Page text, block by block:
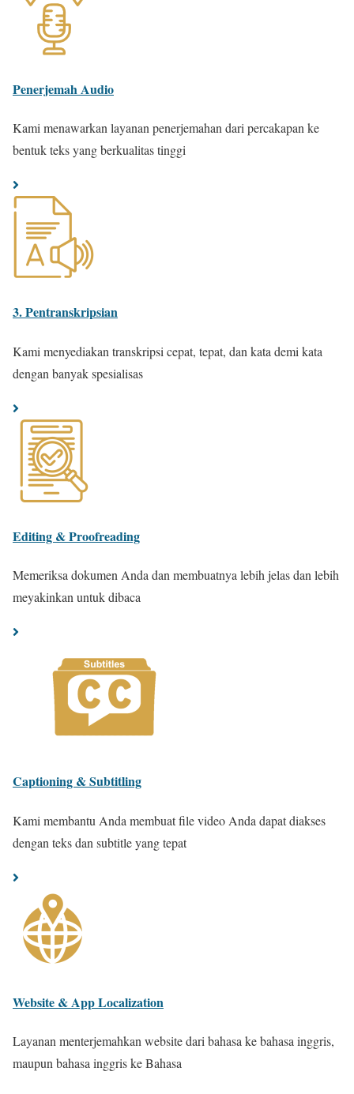
Penerjemah Audio
Kami menawarkan layanan penerjemahan dari percakapan ke
bentuk teks yang berkualitas tinggi
3. Pentranskripsian
Kami menyediakan transkripsi cepat, tepat, dan kata demi kata
dengan banyak spesialisas
Editing & Proofreading
Memeriksa dokumen Anda dan membuatnya lebih jelas dan lebih
meyakinkan untuk dibaca
Captioning & Subtitling
Kami membantu Anda membuat file video Anda dapat diakses
dengan teks dan subtitle yang tepat
Website & App Localization
Layanan menterjemahkan website dari bahasa ke bahasa inggris,
maupun bahasa inggris ke Bahasa